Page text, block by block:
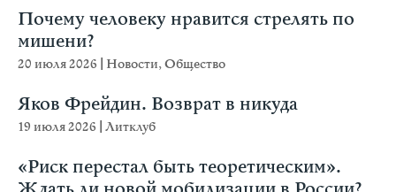
Почему человеку нравится стрелять по
мишени?
20 июля 2026 Новости,Общество
Яков Фрейдин. Возврат в никуда
19 июля 2026 Литклуб
«Риск перестал быть теоретическим».